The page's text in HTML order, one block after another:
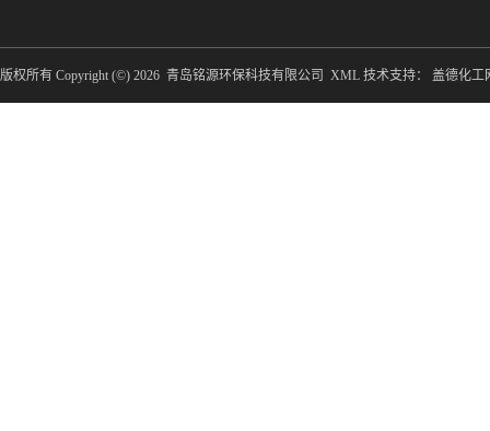
版权所有 Copyright (©) 2026 青岛铭源环保科技有限公司 XML 技术支持： 盖德化工